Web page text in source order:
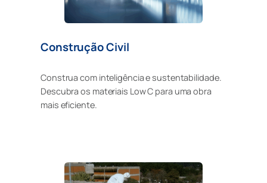
Construção Civil
Construa com inteligência e sustentabilidade.
Descubra os materiais Low C para uma obra
mais eficiente.